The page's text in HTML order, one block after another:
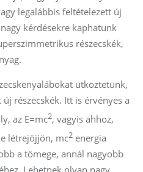
legalábbis feltételezett új
kérdésekre kaphatunk
részecskék,
ütköztetünk,
részecskék. Itt is érvényes a
az E=mc2, vagyis ahhoz,
létrejöjjön, mc2 energia
a tömege, annál nagyobb